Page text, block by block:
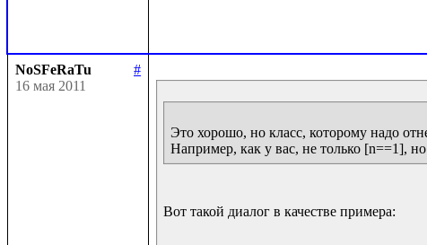
NoSFeRaTu
#
16 мая 2011
Это хорошо, но класс, которому надо
Вот такой диалог в качестве примера: